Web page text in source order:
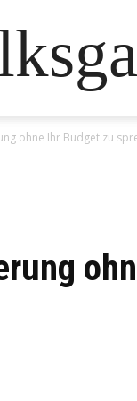
ohne Ihr Budget zu